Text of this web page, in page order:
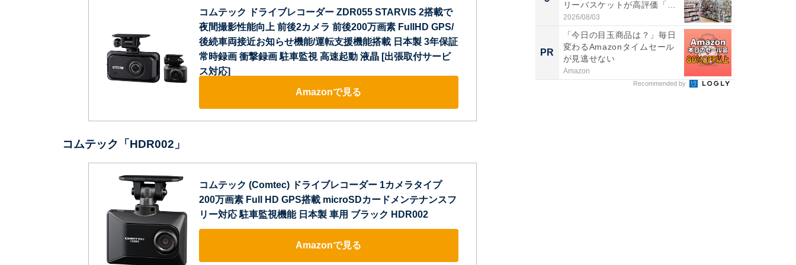
コムテック ドライブレコーダー ZDR055 STARVIS 2搭載で
夜間撮影性能向上 前後2カメラ 前後200万画素 FullHD GPS/
後続車両接近お知らせ機能/運転支援機能搭載 日本製 3年保証
常時録画 衝撃録画 駐車監視 高速起動 液晶 [出張取付サービ
ス対応]
Amazonで見る
コムテック「HDR002」
コムテック (Comtec) ドライブレコーダー 1カメラタイプ
200万画素 Full HD GPS搭載 microSDカードメンテナンスフ
リー対応 駐車監視機能 日本製 車用 ブラック HDR002
Amazonで見る
リーバスケットが高評価「使
わ...
2026/08/03
PR
「今日の目玉商品は？」毎日
変わるAmazonタイムセール
が見逃せない
Amazon
Recommended by